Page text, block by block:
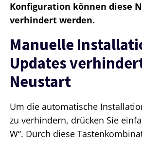
Konfiguration können diese
verhindert werden.
Manuelle
Updates
Neustart
Um die automatische
zu verhindern, drücken Sie
W“. Durch diese